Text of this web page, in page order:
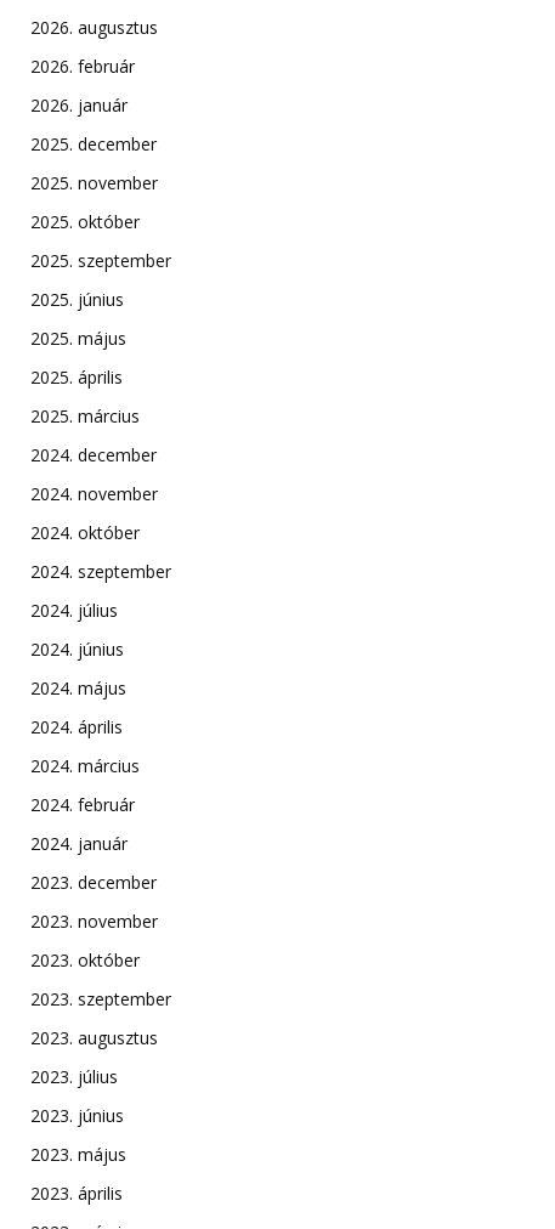
2026. augusztus
2026. február
2026. január
2025. december
2025. november
2025. október
2025. szeptember
2025. június
2025. május
2025. április
2025. március
2024. december
2024. november
2024. október
2024. szeptember
2024. július
2024. június
2024. május
2024. április
2024. március
2024. február
2024. január
2023. december
2023. november
2023. október
2023. szeptember
2023. augusztus
2023. július
2023. június
2023. május
2023. április